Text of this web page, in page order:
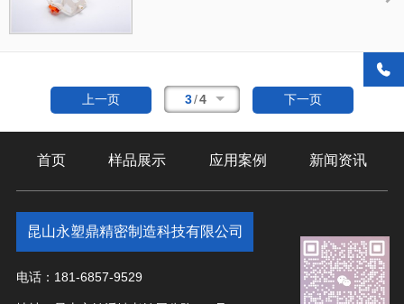
上一页 3/4 下一页
首页 样品展示 应用案例 新闻资讯
昆山永塑鼎精密制造科技有限公司
电话：181-6857-9529